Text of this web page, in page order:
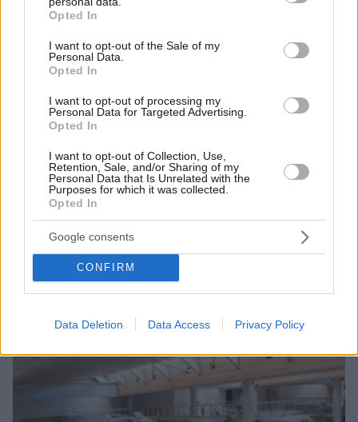
grant or deny consent to Google and its third-party tags to
use your data for below specified purposes in below Google
consent section.
Opted In
I want to opt-out of the Sale of my
Personal Data.
Opted In
I want to opt-out of processing my
Personal Data for Targeted Advertising.
Opted In
I want to opt-out of Collection, Use,
Retention, Sale, and/or Sharing of my
Personal Data that Is Unrelated with the
Purposes for which it was collected.
Opted In
Google consents
CONFIRM
Data Deletion Data Access Privacy Policy
τρίγωνο με τα πιο μαγνητικά νερά του Αιγαίου
Εγκαταλείπει το κόμμα Καρυστιανού και ο
επιχειρηματίας Νίκος Μπρουτζάκης: Καταγγέλλει
αποχωρούν»
στην Ηλεία
πριν 26 λεπτά
ΔΕΙΤΕ ΟΛΕΣ ΤΙΣ ΕΙΔΗΣΕΙΣ
ΤΑ ΠΙΟ ΔΗΜΟΦΙΛΗ